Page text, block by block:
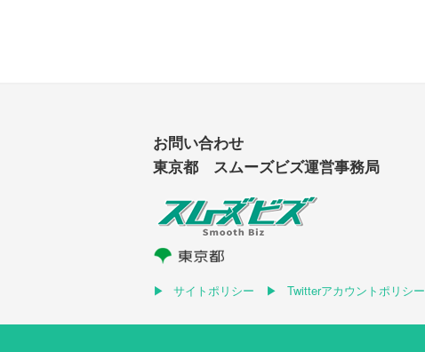
お問い合わせ
東京都 スムーズビズ運営事務局
サイトポリシー Twitterアカウントポリシー